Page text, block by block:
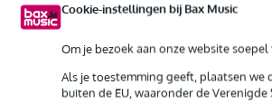
Cookie-instellingen bij Bax Music
Om je bezoek aan onze website
Als je toestemming geeft, plaatsen we
buiten de EU, waaronder de
Bax Music Garantie
Op dit product krijg je 5 jaar Bax Music garantie.